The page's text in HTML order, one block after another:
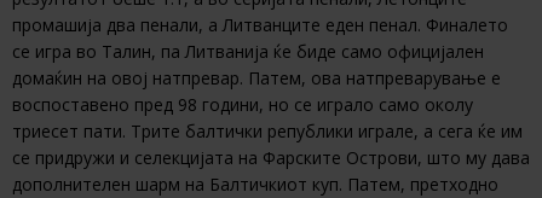
промашија два пенали, а Литванците еден пенал. Финалето
се игра во Талин, па Литванија ќе биде само официјален
домаќин на овој натпревар. Патем, ова натпреварување е
воспоставено пред 98 години, но се играло само околу
триесет пати. Трите балтички републики играле, а сега ќе им
се придружи и селекцијата на Фарските Острови, што му дава
дополнителен шарм на Балтичкиот куп. Патем, претходно